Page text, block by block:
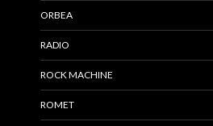
ORBEA
RADIO
ROCK MACHINE
ROMET